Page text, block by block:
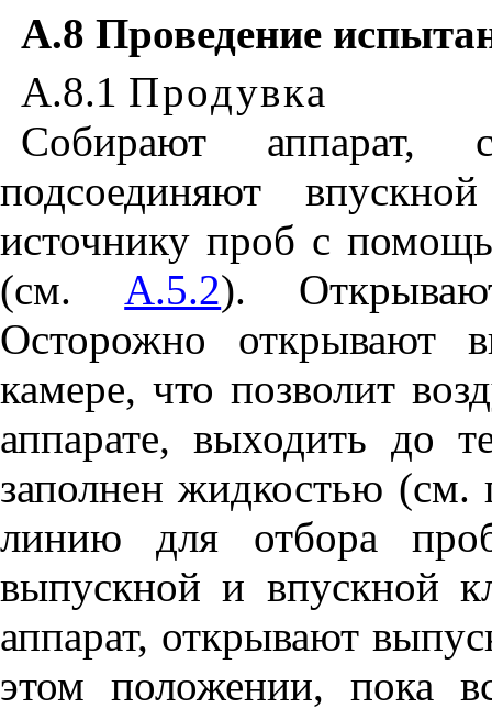
А.8 Проведение
А.8.1 Продувка
Собирают аппарат,
подсоединяют
источнику проб с
(см. А.5.2).
Осторожно открывают
камере, что позволит
аппарате, выходить до
заполнен жидкостью
линию для отбора
выпускной и впускной
аппарат, открывают
этом положении, пока